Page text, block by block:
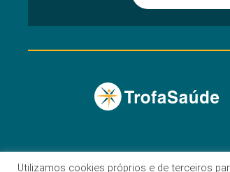
Utilizamos cookies próprios e de terceiros